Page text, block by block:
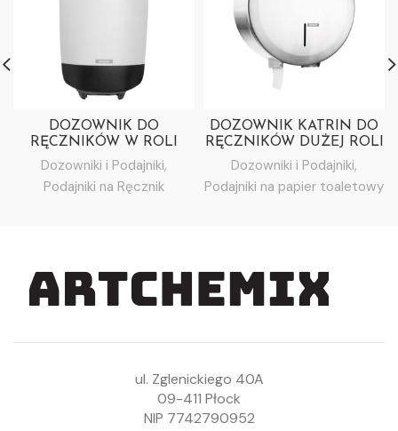
DOZOWNIK DO
RĘCZNIKÓW W ROLI
KATRIN S- BIAŁY
Dozowniki i Podajniki,
Podajniki na Ręcznik
DOZOWNIK KATRIN DO
RĘCZNIKÓW DUŻEJ ROLI
ROZ.L – STAL
SZCZOTKOWANA
(SREBRNY)
Dozowniki i Podajniki,
Podajniki na papier toaletowy
ul. Zglenickiego 40A
09-411 Płock
NIP 7742790952